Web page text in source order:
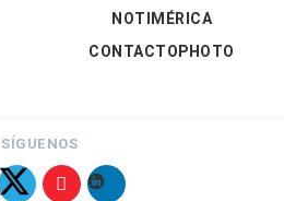
NOTIMÉRICA
CONTACTOPHOTO
SÍGUENOS